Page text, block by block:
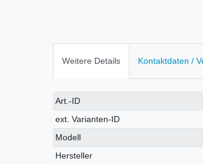
Weitere Details Kontaktdaten /
Technisches
Merkmal
Wert
Art.-ID
ext. Varianten-ID
Modell
Hersteller